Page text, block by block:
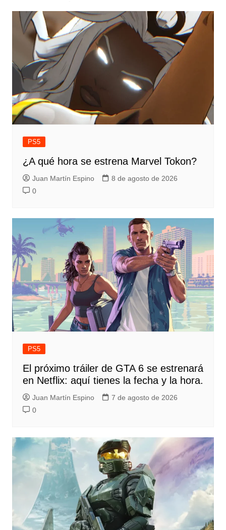
PS5
¿A qué hora se estrena Marvel Tokon?
Juan Martín Espino
8 de agosto de 2026
0
PS5
El próximo tráiler de GTA 6 se estrenará
en Netflix: aquí tienes la fecha y la hora.
Juan Martín Espino
7 de agosto de 2026
0